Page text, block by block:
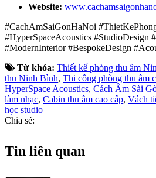
Website:
#CachAmSaiGonHaNoi
#HyperSpaceAcoustics #StudioDesign
#ModernInterior #BespokeDesign
Từ khóa: Thiết kế phòng thu âm
thu Ninh Bình, Thi công phòng thu âm
HyperSpace Acoustics, Cách Âm Sài
làm nhạc, Cabin thu âm cao cấp, Vách
học studio
Chia sẻ:
Tin liên quan